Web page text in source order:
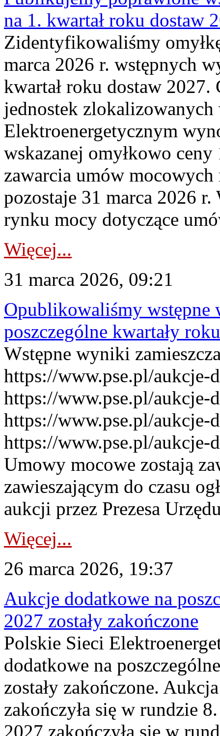
na 1. kwartał roku dostaw
Zidentyfikowaliśmy
marca 2026 r. wstępnych
kwartał roku dostaw
jednostek
Elektroenergetycznym
wskazanej omyłkowo
zawarcia umów
pozostaje 31 marca 2026
rynku mocy dotyczące
Więcej...
31 marca 2026, 09:21
Opublikowaliśmy
poszczególne kwartały
Wstępne wyniki
https://www.pse.pl/aukcje-
https://www.pse.pl/aukcje-
https://www.pse.pl/aukcje-
https://www.pse.pl/aukcje-
Umowy mocowe zostają
zawieszającym do czasu
aukcji przez Prezesa
Więcej...
26 marca 2026, 19:37
Aukcje dodatkowe na
2027 zostały zakończone
Polskie Sieci
dodatkowe na
zostały zakończone.
zakończyła się w rundzie
2027 zakończyła się w